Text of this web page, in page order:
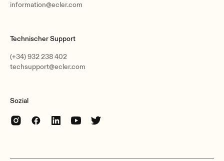
information@ecler.com
Technischer Support
(+34) 932 238 402
techsupport@ecler.com
Sozial